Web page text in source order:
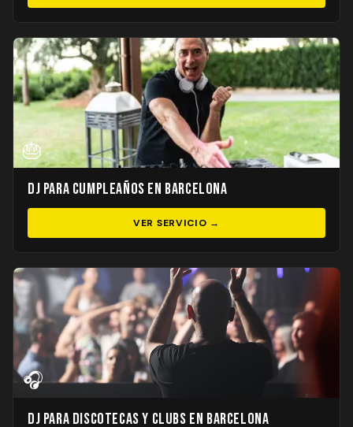
🎂
DJ para Cumpleaños en Barcelona
VER SERVICIO →
🎧
DJ para Discotecas y Clubs en Barcelona